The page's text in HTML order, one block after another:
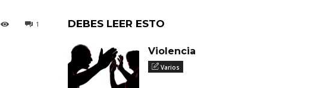
1 DEBES LEER ESTO
Violencia
Varios